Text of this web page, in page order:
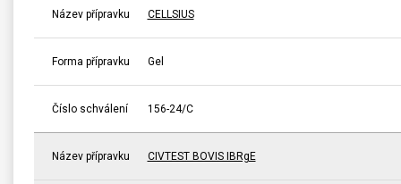
Název přípravku CELLSIUS
Forma přípravku Gel
Číslo schválení 156-24/C
Název přípravku CIVTEST BOVIS IBRgE